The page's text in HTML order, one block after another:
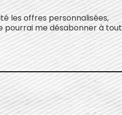
les offres personnalisées,
pourrai me désabonner à tout